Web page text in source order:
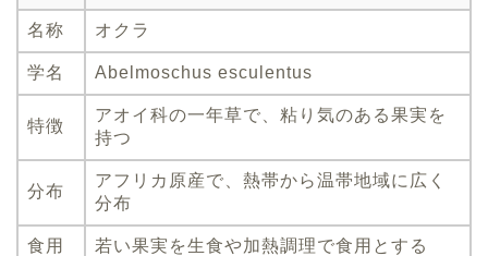
名称 オクラ
学名 Abelmoschus esculentus
特徴
アオイ科の一年草で、粘り気のある果実を
持つ
分布
アフリカ原産で、熱帯から温帯地域に広く
分布
食用 若い果実を生食や加熱調理で食用とする